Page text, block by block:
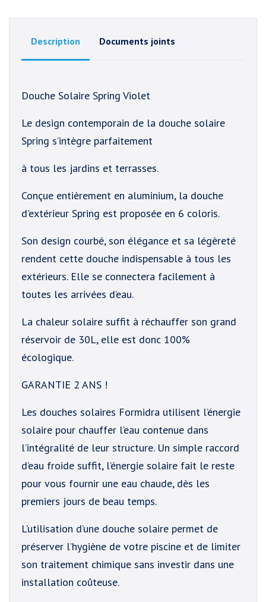
Description Documents joints
Douche Solaire Spring Violet
Le design contemporain de la douche solaire
Spring s’intègre parfaitement
à tous les jardins et terrasses.
Conçue entièrement en aluminium, la douche
d'extérieur Spring est proposée en 6 coloris.
Son design courbé, son élégance et sa légèreté
rendent cette douche indispensable à tous les
extérieurs. Elle se connectera facilement à
toutes les arrivées d’eau.
La chaleur solaire suffit à réchauffer son grand
réservoir de 30L, elle est donc 100%
écologique.
GARANTIE 2 ANS !
Les douches solaires Formidra utilisent l’énergie
solaire pour chauffer l’eau contenue dans
l’intégralité de leur structure. Un simple raccord
d’eau froide suffit, l’énergie solaire fait le reste
pour vous fournir une eau chaude, dès les
premiers jours de beau temps.
L’utilisation d’une douche solaire permet de
préserver l’hygiène de votre piscine et de limiter
son traitement chimique sans investir dans une
installation coûteuse.